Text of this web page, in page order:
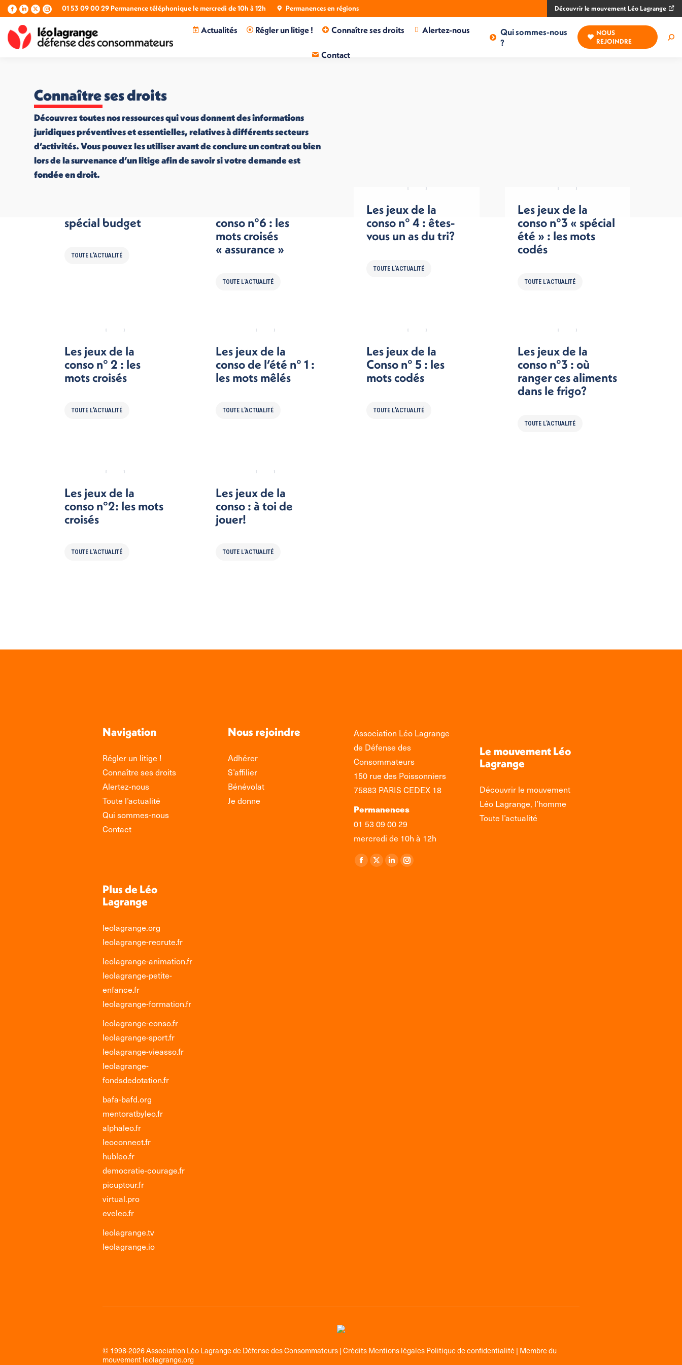
La
Facebook
s'ouvre
dans
La
LinkedIn
s'ouvre
dans
La
X
s'ouvre
dans
La
Instagram
s'ouvre
dans
01 53 09 00 29 Permanence téléphonique le mercredi de 10h à 12h Permanences en régions Découvrir le mouvement Léo Lagrange
Actualités Régler un litige ! Connaître ses droits Alertez-nous
Contact
Qui sommes-nous
?
NOUS
REJOINDRE
Connaître ses droits
Découvrez toutes nos ressources qui vous donnent des informations
juridiques préventives et essentielles, relatives à différents secteurs
d’activités. Vous pouvez les utiliser avant de conclure un contrat ou bien
lors de la survenance d’un litige afin de savoir si votre demande est
fondée en droit.
spécial budget
TOUTE L'ACTUALITÉ
conso n°6 : les
mots croisés
« assurance »
TOUTE L'ACTUALITÉ
Les jeux de la
conso n° 4 : êtes-
vous un as du tri?
TOUTE L'ACTUALITÉ
Les jeux de la
conso n°3 « spécial
été » : les mots
codés
TOUTE L'ACTUALITÉ
Les jeux de la
conso n° 2 : les
mots croisés
TOUTE L'ACTUALITÉ
Les jeux de la
conso de l’été n° 1 :
les mots mêlés
TOUTE L'ACTUALITÉ
Les jeux de la
Conso n° 5 : les
mots codés
TOUTE L'ACTUALITÉ
Les jeux de la
conso n°3 : où
ranger ces aliments
dans le frigo?
TOUTE L'ACTUALITÉ
Les jeux de la
conso n°2: les mots
croisés
TOUTE L'ACTUALITÉ
Les jeux de la
conso : à toi de
jouer!
TOUTE L'ACTUALITÉ
Navigation
Régler un litige !
Connaître ses droits
Alertez-nous
Toute l’actualité
Qui sommes-nous
Contact
Nous rejoindre
Adhérer
S’affilier
Bénévolat
Je donne
Association Léo Lagrange
de Défense des
Consommateurs
150 rue des Poissonniers
75883 PARIS CEDEX 18
Permanences
01 53 09 00 29
mercredi de 10h à 12h
Retrouvez-nous sur :
La
La
La
La
Le mouvement Léo
Lagrange
Découvrir le mouvement
Léo Lagrange, l’homme
Toute l’actualité
Plus de Léo
Lagrange
leolagrange.org
leolagrange-recrute.fr
leolagrange-animation.fr
leolagrange-petite-
enfance.fr
leolagrange-formation.fr
leolagrange-conso.fr
leolagrange-sport.fr
leolagrange-vieasso.fr
leolagrange-
fondsdedotation.fr
bafa-bafd.org
mentoratbyleo.fr
alphaleo.fr
leoconnect.fr
hubleo.fr
democratie-courage.fr
picuptour.fr
virtual.pro
eveleo.fr
leolagrange.tv
leolagrange.io
© 1998-2026 Association Léo Lagrange de Défense des Consommateurs |Crédits Mentions légales Politique de confidentialité| Membre du
mouvementleolagrange.org